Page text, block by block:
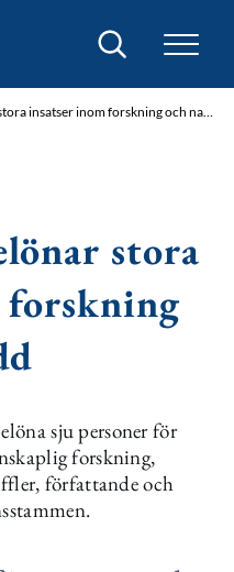
Sök
insatser inom forskning och naturskydd
stora
forskning
sju personer för
forskning,
författande och